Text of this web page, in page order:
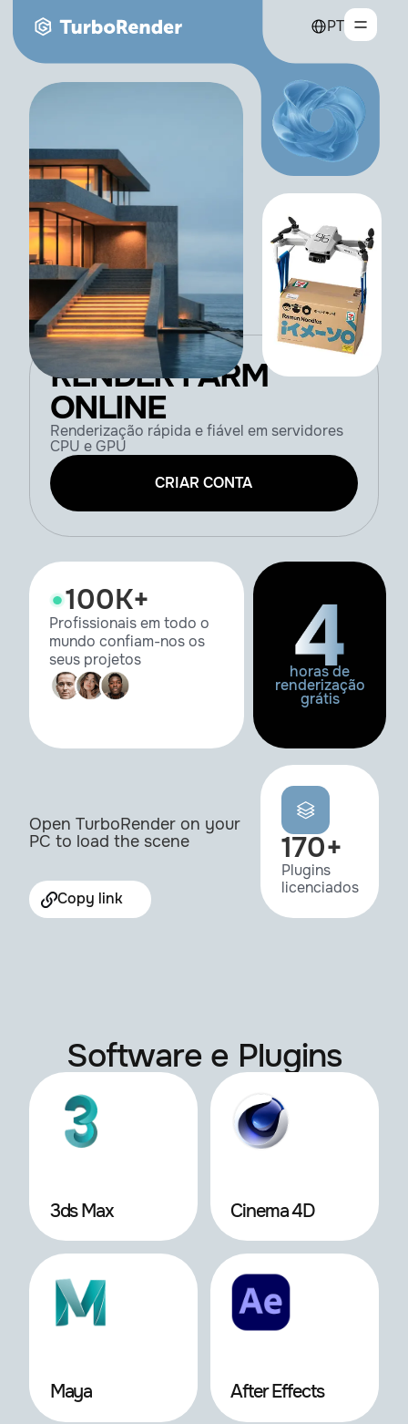
PT
RENDER FARM
ONLINE
Renderização rápida e fiável em servidores
CPU e GPU
CRIAR CONTA
100К+
Profissionais em todo o
mundo confiam-nos os
seus projetos
horas de
renderização
grátis
Open TurboRender on your
PC to load the scene
Copy link
170+
Plugins
licenciados
Software e Plugins
3ds Max Cinema 4D
Maya After Effects